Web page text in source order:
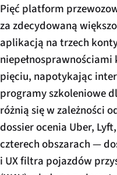
Pięć platform
za zdecydowaną
aplikacją na trzech
pięciu, napotykając
programy szkoleniowe
różnią się w zależności
dossier ocenia Uber,
czterech obszarach —
i UX filtra pojazdów